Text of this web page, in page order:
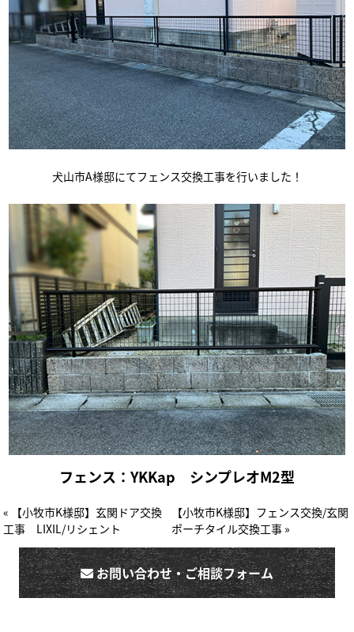
犬山市A様邸にてフェンス交換工事を行いました！
フェンス：YKKap シンプレオM2型
« 【小牧市K様邸】玄関ドア交換
工事 LIXIL/リシェント
【小牧市K様邸】フェンス交換/玄関
ポーチタイル交換工事 »
お問い合わせ・ご相談フォーム